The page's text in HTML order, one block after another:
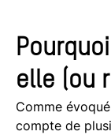
elle (ou
Comme
compte de